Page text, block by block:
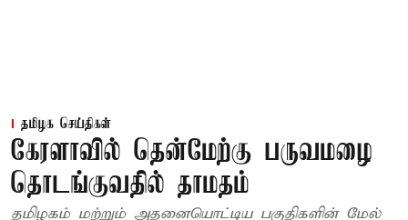
தமிழக செய்திகள்
கேரளாவில் தென்மேற்கு பருவமழை
தொடங்குவதில் தாமதம்
தமிழகம் மற்றும் அதனையொட்டிய பகுதிகளின் மேல்